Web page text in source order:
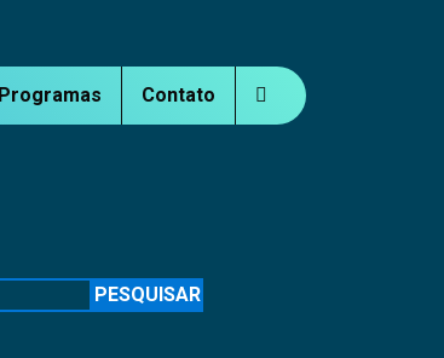
Programas Contato
PESQUISAR